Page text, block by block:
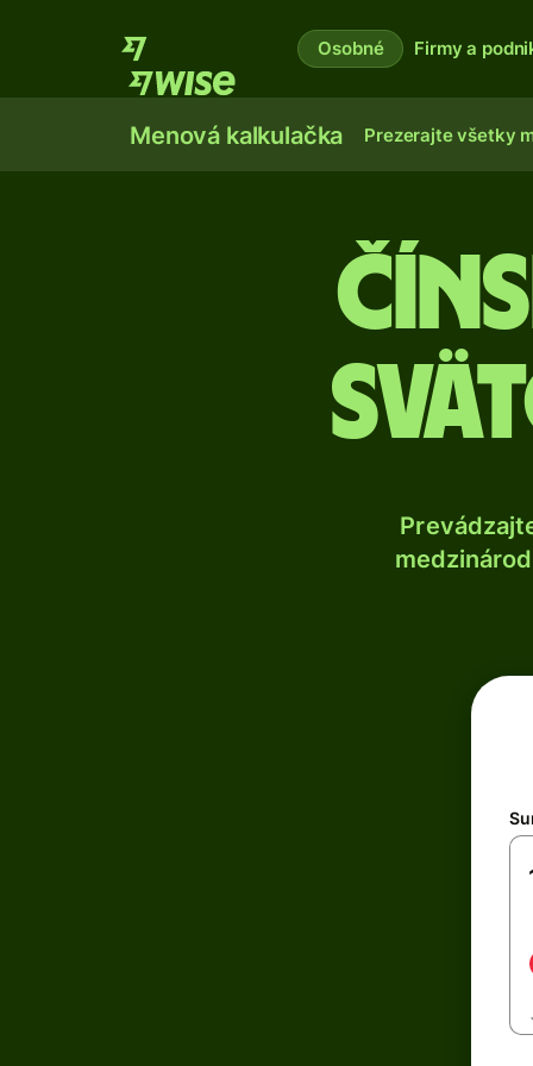
Osobné Firmy a
Menová kalkulačka Prezerajte všetky